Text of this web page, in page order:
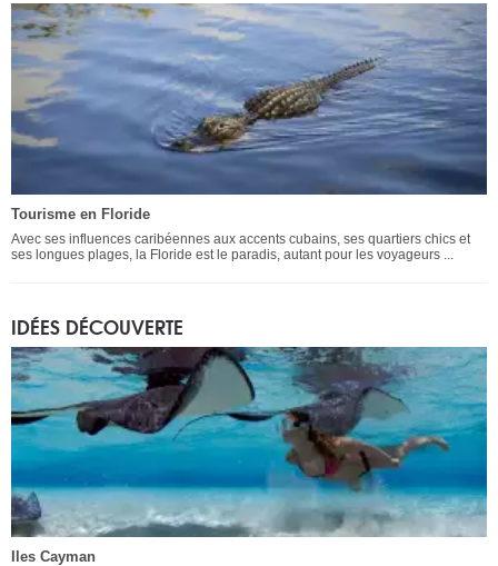
Tourisme en Floride
Avec ses influences caribéennes aux accents cubains, ses quartiers chics et
ses longues plages, la Floride est le paradis, autant pour les voyageurs ...
IDÉES DÉCOUVERTE
Iles Cayman